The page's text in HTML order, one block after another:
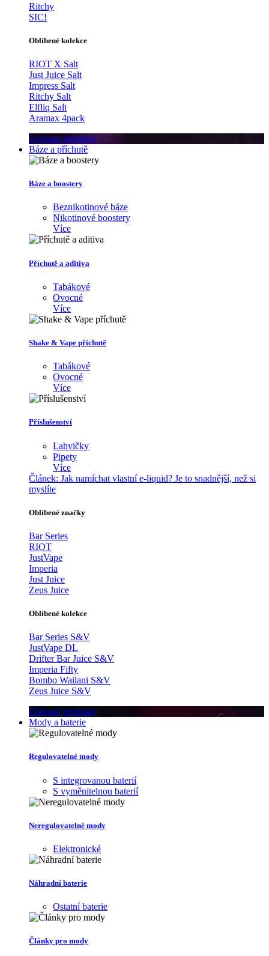
Ritchy
SIC!
Oblíbené kolekce
RIOT X Salt
Just Juice Salt
Impress Salt
Ritchy Salt
Elfliq Salt
Aramax 4pack
Zobrazit produkty
Báze a příchutě
Báze a boostery
Beznikotinové báze
Nikotinové boostery
Více
Příchutě a aditiva
Tabákové
Ovocné
Více
Shake & Vape příchutě
Tabákové
Ovocné
Více
Příslušenství
Lahvičky
Pipety
Více
Článek: Jak namíchat vlastní e-liquid? Je to snadnější, než si
myslíte
Oblíbené značky
Bar Series
RIOT
JustVape
Imperia
Just Juice
Zeus Juice
Oblíbené kolekce
Bar Series S&V
JustVape DL
Drifter Bar Juice S&V
Imperia Fifty
Bombo Wailani S&V
Zeus Juice S&V
Zobrazit produkty
Mody a baterie
Regulovatelné mody
S integrovanou baterií
S vyměnitelnou baterií
Neregulovatelné mody
Elektronické
Náhradní baterie
Ostatní baterie
Články pro mody